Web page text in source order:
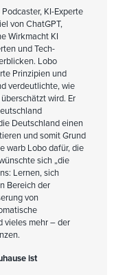
KI-Experte
von ChatGPT,
Wirkmacht KI
und Tech-
Lobo
Prinzipien und
verdeutlichte, wie
wird. Er
Deutschland einen
und somit Grund
warb Lobo dafür, die
sich „die
Lernen, sich
Bereich der
von
vieles mehr – der
ist